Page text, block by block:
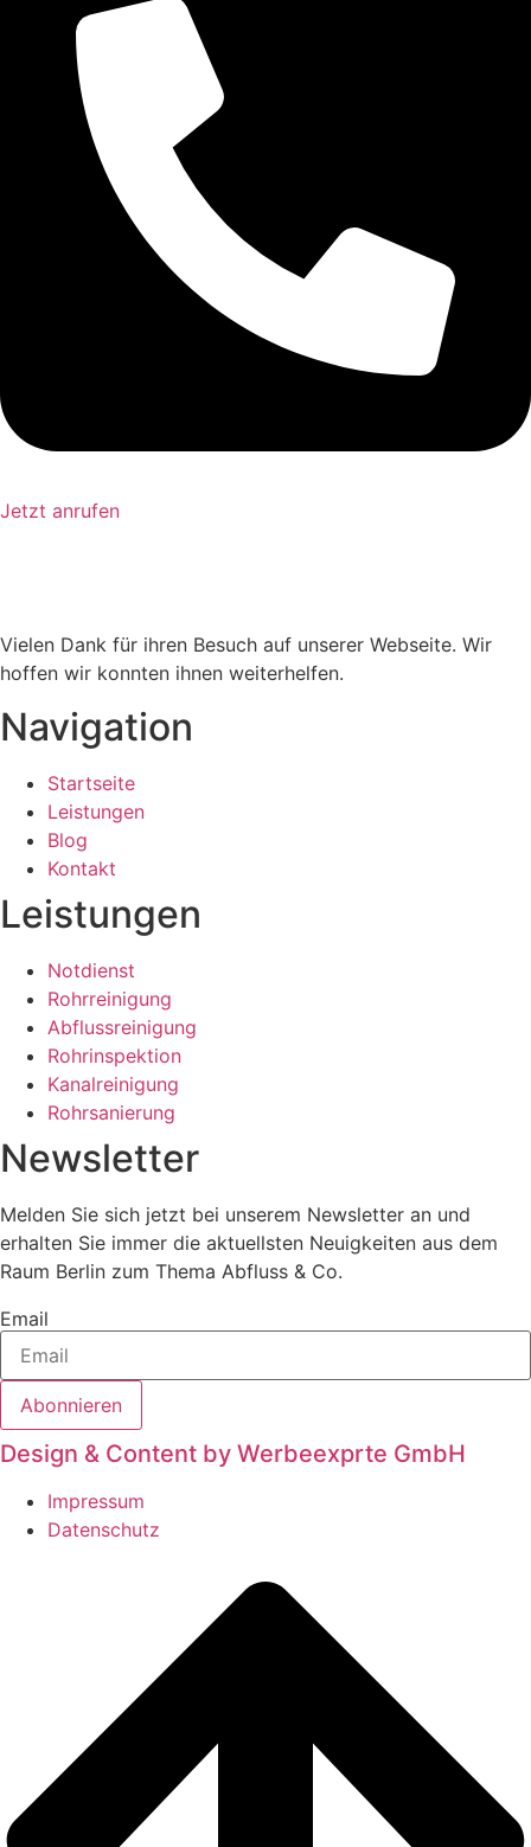
Jetzt anrufen
Vielen Dank für ihren Besuch auf unserer Webseite. Wir
hoffen wir konnten ihnen weiterhelfen.
Navigation
Startseite
Leistungen
Blog
Kontakt
Leistungen
Notdienst
Rohrreinigung
Abflussreinigung
Rohrinspektion
Kanalreinigung
Rohrsanierung
Newsletter
Melden Sie sich jetzt bei unserem Newsletter an und
erhalten Sie immer die aktuellsten Neuigkeiten aus dem
Raum Berlin zum Thema Abfluss & Co.
Email
Abonnieren
Design & Content by Werbeexprte GmbH
Impressum
Datenschutz